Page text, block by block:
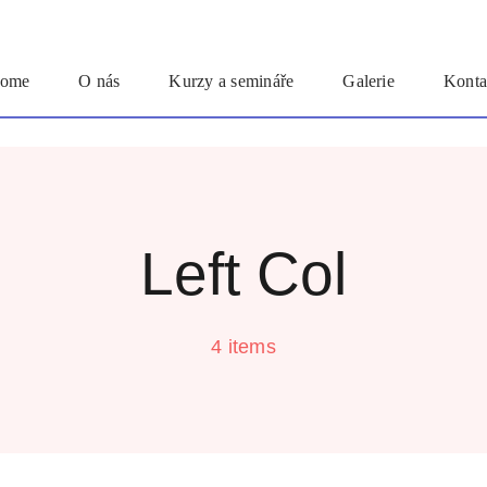
O nás Kurzy a semináře Galerie
Left Col
4 items